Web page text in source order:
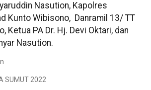
Nasution, Kapolres
Kunto Wibisono, Danramil 13/ TT
Ketua PA Dr. Hj. Devi Oktari, dan
Nasution.
SUMUT 2022